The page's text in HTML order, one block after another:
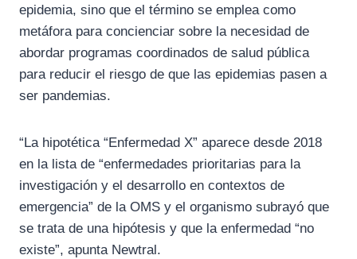
epidemia, sino que el término se emplea como
metáfora para concienciar sobre la necesidad de
abordar programas coordinados de salud pública
para reducir el riesgo de que las epidemias pasen a
ser pandemias.
“La hipotética “Enfermedad X” aparece desde 2018
en la lista de “enfermedades prioritarias para la
investigación y el desarrollo en contextos de
emergencia” de la OMS y el organismo subrayó que
se trata de una hipótesis y que la enfermedad “no
existe”, apunta Newtral.